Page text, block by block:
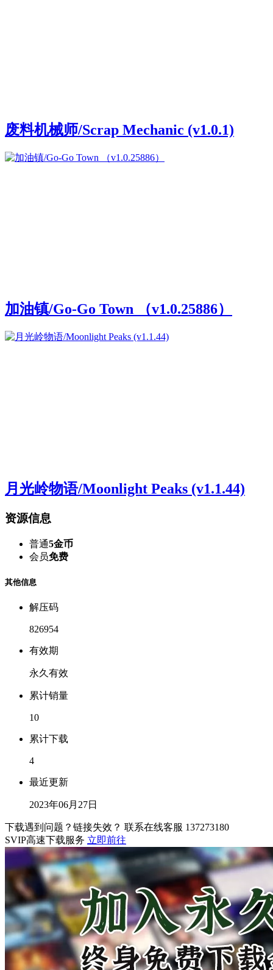
废料机械师/Scrap Mechanic (v1.0.1)
加油镇/Go-Go Town （v1.0.25886）
月光岭物语/Moonlight Peaks (v1.1.44)
资源信息
普通5金币
会员免费
其他信息
解压码
826954
有效期
永久有效
累计销量
10
累计下载
4
最近更新
2023年06月27日
下载遇到问题？链接失效？ 联系在线客服 137273180
SVIP高速下载服务 立即前往